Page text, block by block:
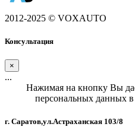
2012-2025 © VOXAUTO
Консультация
×
...
Нажимая на кнопку Вы
персональных данных
г. Саратов,ул.Астраханская 103/8